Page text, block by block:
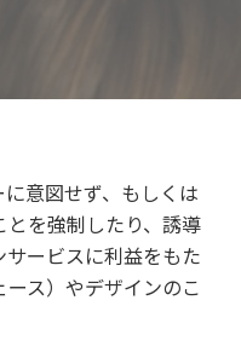
意図せず、もしくは
を強制したり、誘導
ービスに利益をもた
ス）やデザインのこ